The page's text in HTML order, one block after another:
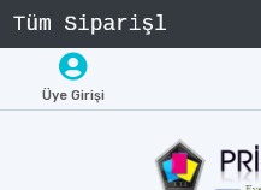
Üye Girişi